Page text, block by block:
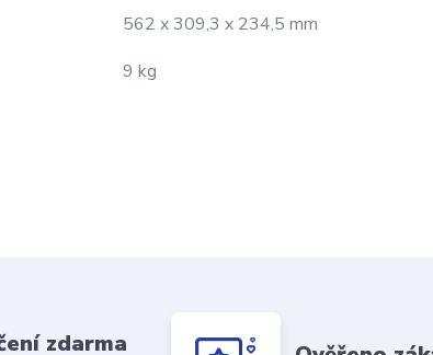
562 x 309,3 x 234,5 mm
9 kg
zdarma